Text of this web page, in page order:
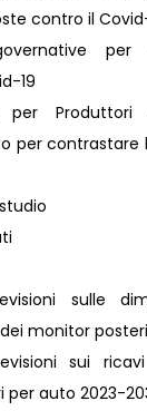
contro il
per
19
per
per contrastare
sulle
monitor
sui
per auto 2023-